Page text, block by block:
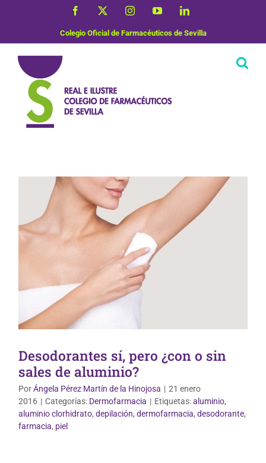
Facebook InstagramYouTubeLinkedIn
Colegio Oficial de Farmacéuticos de Sevilla
Desodorantes sí, pero ¿con o sin
sales de aluminio?
PorÁngela Pérez Martín de la Hinojosa | 21 enero
2016 | Categorías: Dermofarmacia | Etiquetas:aluminio,
aluminio clorhidrato, depilación, dermofarmacia, desodorante,
farmacia, piel